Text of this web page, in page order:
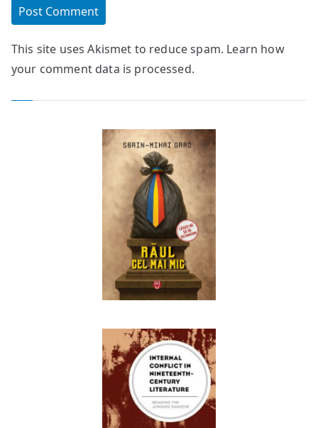
This site uses Akismet to reduce spam. Learn how
your comment data is processed.